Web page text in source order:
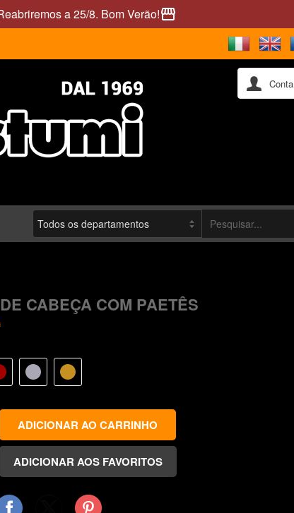
a 25/8. Bom Verão!storefront
Conta
CABEÇA COM PAETÊS
Pinterest